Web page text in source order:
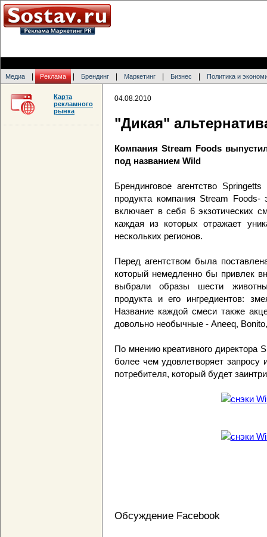
Медиа Реклама Брендинг Маркетинг Бизнес Политика и
04.08.2010
"Дикая"
Компания Stream Foods
под названием Wild
Брендинговое агентство
продукта компания Stream Foods-
включает в себя 6 экзотических
каждая из которых отражает
нескольких регионов.
Перед агентством была
который немедленно бы привлек
выбрали образы шести
продукта и его ингредиентов:
Название каждой смеси также
довольно необычные - Aneeq,
По мнению креативного директора
более чем удовлетворяет запросу
потребителя, который будет
Обсуждение Facebook
Карта
рекламного
рынка